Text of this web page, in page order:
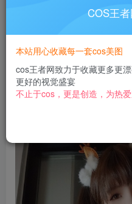
此内容为付费阅读，请付费后
黄金会员免费
立
COS王
本站用心收藏每一套cos美图
cos王者网致力于收藏更多更
更好的视觉盛宴
不止于cos，更是创造，为热